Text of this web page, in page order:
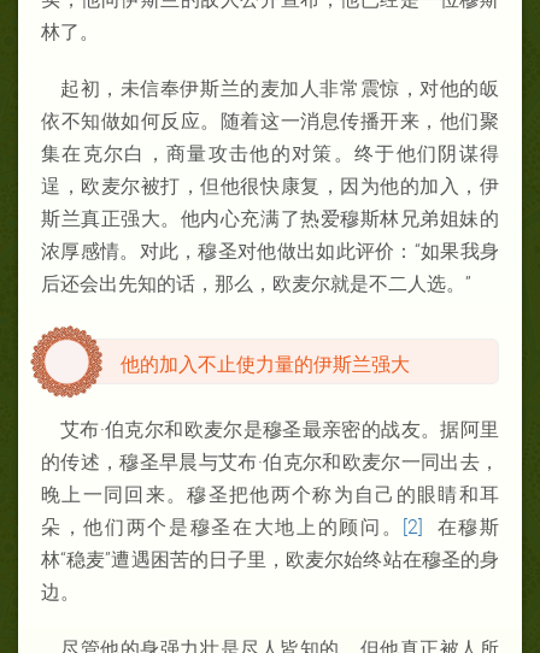
林了。
起初，未信奉伊斯兰的麦加人非常震惊，对他的皈
依不知做如何反应。随着这一消息传播开来，他们聚
集在克尔白，商量攻击他的对策。终于他们阴谋得
逞，欧麦尔被打，但他很快康复，因为他的加入，伊
斯兰真正强大。他内心充满了热爱穆斯林兄弟姐妹的
浓厚感情。对此，穆圣对他做出如此评价：“如果我身
后还会出先知的话，那么，欧麦尔就是不二人选。”
他的加入不止使力量的伊斯兰强大
艾布·伯克尔和欧麦尔是穆圣最亲密的战友。据阿里
的传述，穆圣早晨与艾布·伯克尔和欧麦尔一同出去，
晚上一同回来。穆圣把他两个称为自己的眼睛和耳
朵，他们两个是穆圣在大地上的顾问。 [2]
在穆斯
林“稳麦”遭遇困苦的日子里，欧麦尔始终站在穆圣的身
边。
尽管他的身强力壮是尽人皆知的，但他真正被人所